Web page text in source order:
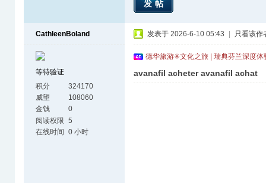
发帖
CathleenBoland
等待验证
积分
324170
威望
108060
金钱
0
阅读权限 5
在线时间 0 小时
发表于 2026-6-10 05:43 只看该作
德华旅游✳文化之旅 | 瑞典芬兰深度
avanafil acheter avanafil achat